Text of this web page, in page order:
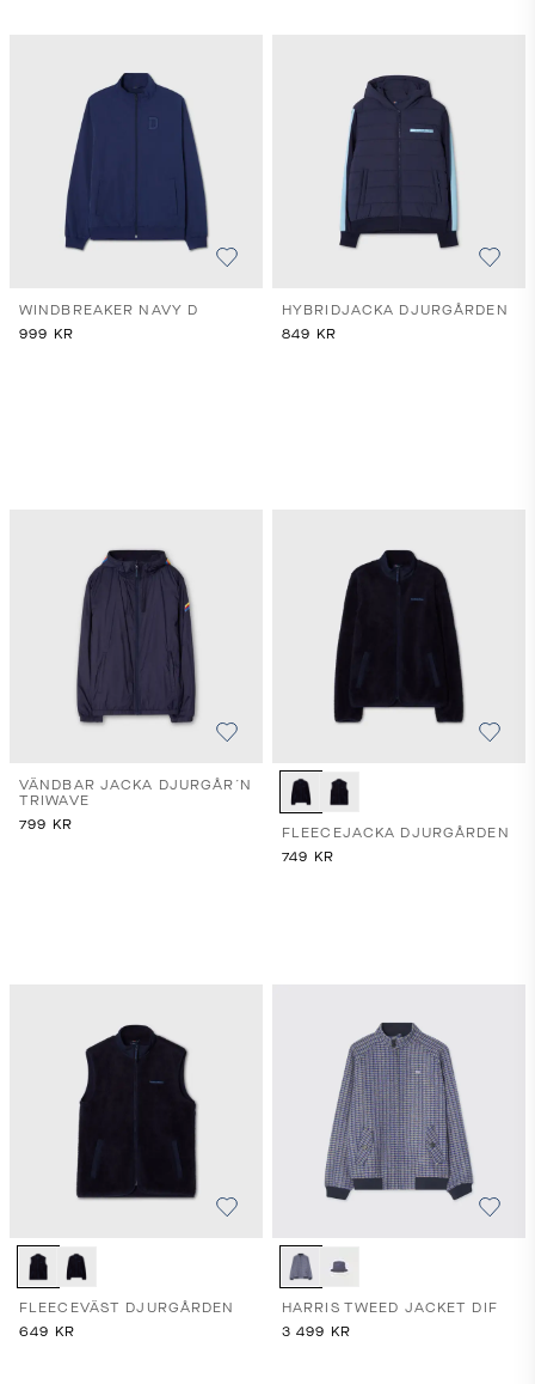
WINDBREAKER NAVY D
999 KR
HYBRIDJACKA DJURGÅRDEN
849 KR
VÄNDBAR JACKA DJURGÅR´N
TRIWAVE
799 KR
FLEECEJACKA DJURGÅRDEN
749 KR
FLEECEVÄST DJURGÅRDEN
649 KR
HARRIS TWEED JACKET DIF
3 499 KR